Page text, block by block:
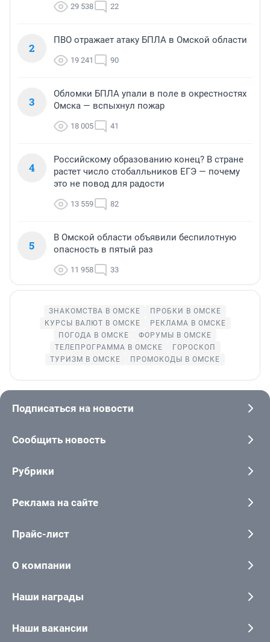
29 538 22
2
ПВО отражает атаку БПЛА в Омской области
19 241 90
3
Обломки БПЛА упали в поле в окрестностях
Омска — вспыхнул пожар
18 005 41
4
Российскому образованию конец? В стране
растет число стобалльников ЕГЭ — почему
это не повод для радости
13 559 82
5
В Омской области объявили беспилотную
опасность в пятый раз
11 958 33
ЗНАКОМСТВА В ОМСКЕ
ПРОБКИ В ОМСКЕ
КУРСЫ ВАЛЮТ В ОМСКЕ
РЕКЛАМА В ОМСКЕ
ПОГОДА В ОМСКЕ
ФОРУМЫ В ОМСКЕ
ТЕЛЕПРОГРАММА В ОМСКЕ
ГОРОСКОП
ТУРИЗМ В ОМСКЕ
ПРОМОКОДЫ В ОМСКЕ
Подписаться на новости
Сообщить новость
Рубрики
Реклама на сайте
Прайс-лист
О компании
Наши награды
Наши вакансии